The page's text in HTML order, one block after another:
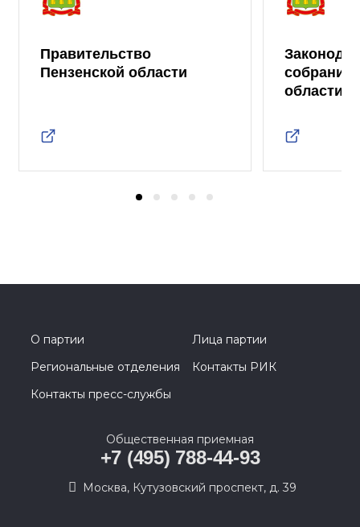
Правительство
Пензенской области
собрание
области
О партии
Лица партии
Региональные отделения
Контакты РИК
Контакты пресс-службы
Общественная приемная
+7 (495) 788-44-93
Москва, Кутузовский проспект, д. 39